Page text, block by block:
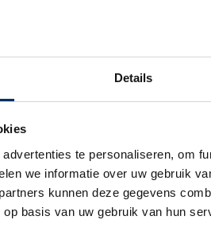
Details
te personaliseren, om
we informatie over uw gebruik
kunnen deze gegevens
basis van uw gebruik van hun